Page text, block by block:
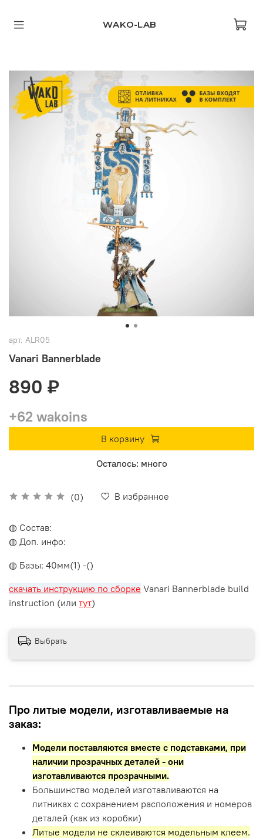
WAKO-LAB
арт. ALR05
Vanari Bannerblade
(0) В избранное
890 ₽
+62 wakoins
В корзину
Осталось: много
◍ Состав:
◍ Доп. инфо:
◍ Базы: 40мм(1) -()
скачать инструкцию по сборке Vanari Bannerblade build
instruction (или тут)
Выбрать
Про литые модели, изготавливаемые на
заказ:
Модели поставляются вместе с подставками, при
наличии прозрачных деталей - они
изготавливаются прозрачными.
Большинство моделей изготавливаются на
литниках с сохранением расположения и номеров
деталей (как из коробки)
Литые модели не склеиваются модельным клеем.